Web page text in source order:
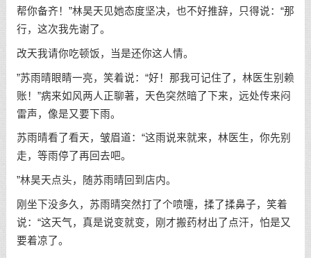
帮你备齐！”林昊天见她态度坚决，也不好推辞，只得说：“那
行，这次我先谢了。
改天我请你吃顿饭，当是还你这人情。
”苏雨晴眼睛一亮，笑着说：“好！那我可记住了，林医生别赖
账！”病来如风两人正聊著，天色突然暗了下来，远处传来闷
雷声，像是又要下雨。
苏雨晴看了看天，皱眉道：“这雨说来就来，林医生，你先别
走，等雨停了再回去吧。
”林昊天点头，随苏雨晴回到店内。
刚坐下没多久，苏雨晴突然打了个喷嚏，揉了揉鼻子，笑着
说：“这天气，真是说变就变，刚才搬药材出了点汗，怕是又
要着凉了。